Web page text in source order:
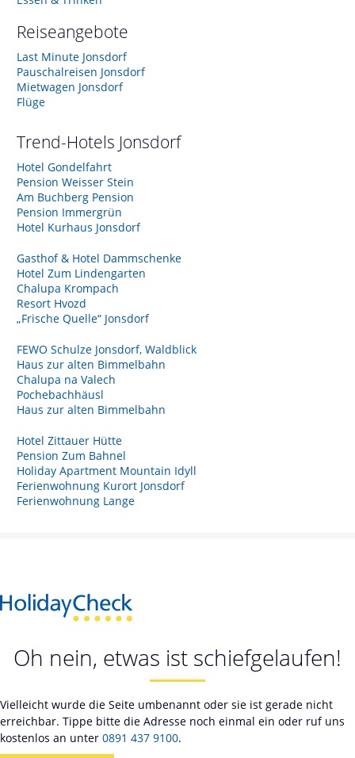
Reiseangebote
Last Minute Jonsdorf
Pauschalreisen Jonsdorf
Mietwagen Jonsdorf
Flüge
Trend-Hotels Jonsdorf
Hotel Gondelfahrt
Pension Weisser Stein
Am Buchberg Pension
Pension Immergrün
Hotel Kurhaus Jonsdorf
Gasthof & Hotel Dammschenke
Hotel Zum Lindengarten
Chalupa Krompach
Resort Hvozd
„Frische Quelle“ Jonsdorf
FEWO Schulze Jonsdorf, Waldblick
Haus zur alten Bimmelbahn
Chalupa na Valech
Pochebachhäusl
Haus zur alten Bimmelbahn
Hotel Zittauer Hütte
Pension Zum Bahnel
Holiday Apartment Mountain Idyll
Ferienwohnung Kurort Jonsdorf
Ferienwohnung Lange
Oh nein, etwas ist schiefgelaufen!
Vielleicht wurde die Seite umbenannt oder sie ist gerade nicht
erreichbar. Tippe bitte die Adresse noch einmal ein oder ruf uns
kostenlos an unter 0891 437 9100.